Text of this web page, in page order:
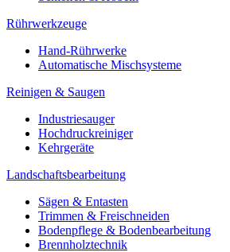
Rührwerkzeuge
Hand-Rührwerke
Automatische Mischsysteme
Reinigen & Saugen
Industriesauger
Hochdruckreiniger
Kehrgeräte
Landschaftsbearbeitung
Sägen & Entasten
Trimmen & Freischneiden
Bodenpflege & Bodenbearbeitung
Brennholztechnik